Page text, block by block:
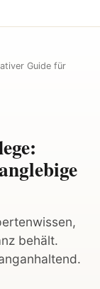
Guide für
behält.